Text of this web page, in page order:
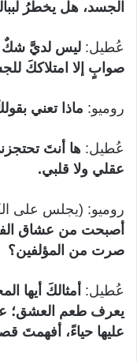
الجسد، هل يخطرُ
عُطيل: ليس لديَّ شكٌ
صوابٍ إلا امتلاككَ
روميو: ماذا تعني
عُطيل: ها أنتَ
عقلي ولا قلبي.
روميو: (يجلس على
أصبحت من عشاق
صرت من المؤلفين؟
عُطيل: أمثالكَ أيها
يعرف طعم العشق؛
عليها حياءً، أفهمتَ